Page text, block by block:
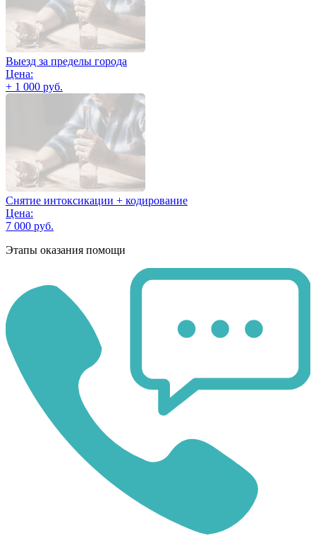
Выезд за пределы города
Цена:
+ 1 000 руб.
Снятие интоксикации + кодирование
Цена:
7 000 руб.
Этапы оказания помощи